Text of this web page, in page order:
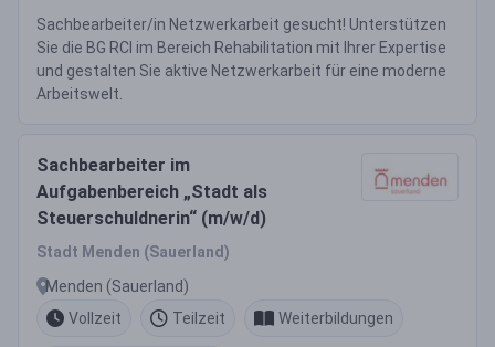
Sachbearbeiter/in Netzwerkarbeit gesucht! Unterstützen
Sie die BG RCI im Bereich Rehabilitation mit Ihrer Expertise
und gestalten Sie aktive Netzwerkarbeit für eine moderne
Arbeitswelt.
Sachbearbeiter im
Aufgabenbereich „Stadt als
Steuerschuldnerin“ (m/w/d)
Stadt Menden (Sauerland)
Menden (Sauerland)
Vollzeit
Teilzeit Weiterbildungen